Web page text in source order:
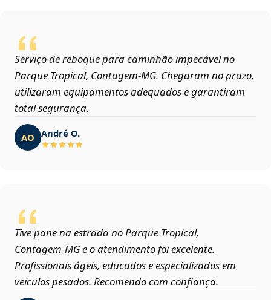
Serviço de reboque para caminhão impecável no
Parque Tropical, Contagem‑MG. Chegaram no prazo,
utilizaram equipamentos adequados e garantiram
total segurança.
AO André O.
Tive pane na estrada no Parque Tropical,
Contagem‑MG e o atendimento foi excelente.
Profissionais ágeis, educados e especializados em
veículos pesados. Recomendo com confiança.